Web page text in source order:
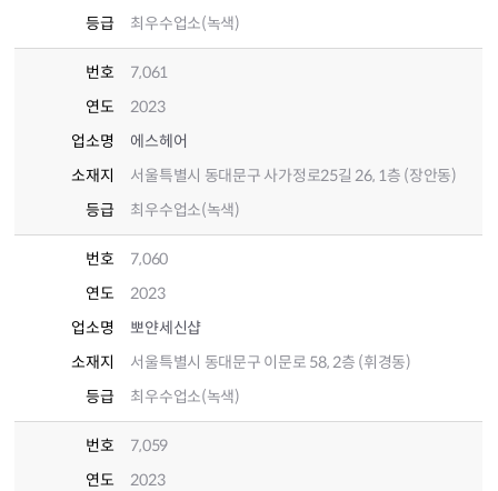
등급
최우수업소(녹색)
번호
7,061
연도
2023
업소명
에스헤어
소재지
서울특별시 동대문구 사가정로25길 26, 1층 (장안동)
등급
최우수업소(녹색)
번호
7,060
연도
2023
업소명
뽀얀세신샵
소재지
서울특별시 동대문구 이문로 58, 2층 (휘경동)
등급
최우수업소(녹색)
번호
7,059
연도
2023